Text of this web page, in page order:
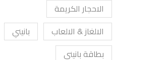
الاحجار الكريمة
الالغاز & الالعاب
بانيني
بطاقة بانيني